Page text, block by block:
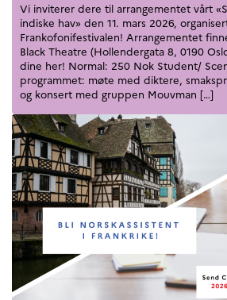
France Alumni
VITENSKAP
FORSKNING
Cooperation
programs
Åsgard
PHC Aurora
Åsgard Horizon
Stipender
Arctic Frontiers
FINA Award
France
Programme
Arrangementer
Science Night
Vi inviterer dere til arrangementet vårt
indiske hav» den 11. mars 2026,
Frankofonifestivalen! Arrangementet
Black Theatre (Hollendergata 8, 0190
dine her! Normal: 250 Nok Student/
programmet: møte med diktere,
og konsert med gruppen Mouvman […]